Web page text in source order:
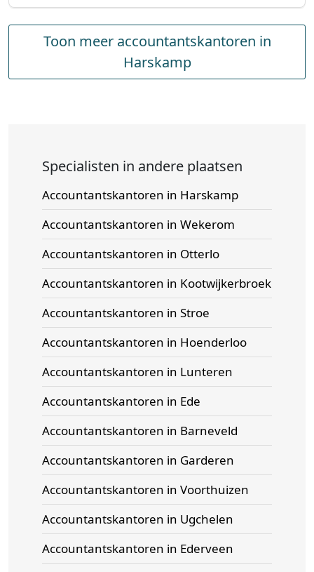
Toon meer accountantskantoren in
Harskamp
Specialisten in andere plaatsen
Accountantskantoren in Harskamp
Accountantskantoren in Wekerom
Accountantskantoren in Otterlo
Accountantskantoren in Kootwijkerbroek
Accountantskantoren in Stroe
Accountantskantoren in Hoenderloo
Accountantskantoren in Lunteren
Accountantskantoren in Ede
Accountantskantoren in Barneveld
Accountantskantoren in Garderen
Accountantskantoren in Voorthuizen
Accountantskantoren in Ugchelen
Accountantskantoren in Ederveen